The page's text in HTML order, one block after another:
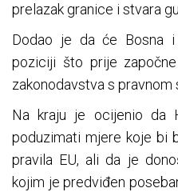
prelazak granice i stvara
Dodao je da će Bosna
poziciji što prije
zakonodavstva s pravnom
Na kraju je ocijenio da
poduzimati mjere koje bi
pravila EU, ali da je
kojim je predviđen